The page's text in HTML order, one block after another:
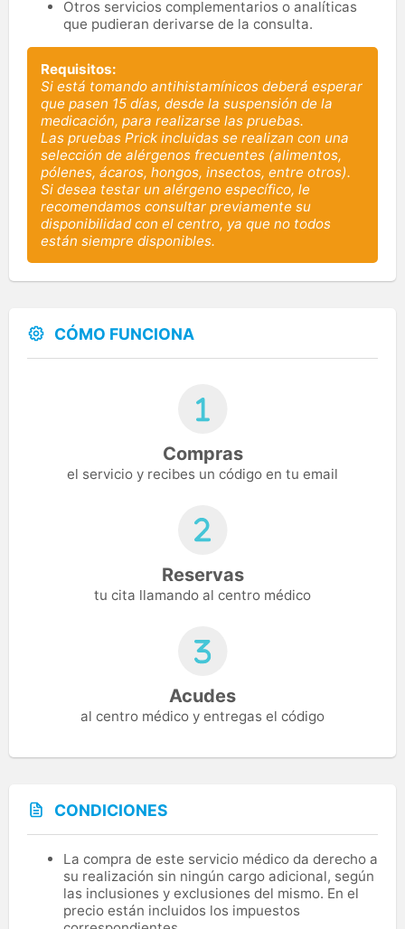
Otros servicios complementarios o analíticas
que pudieran derivarse de la consulta.
Requisitos:
Si está tomando antihistamínicos deberá esperar
que pasen 15 días, desde la suspensión de la
medicación, para realizarse las pruebas.
Las pruebas Prick incluidas se realizan con una
selección de alérgenos frecuentes (alimentos,
pólenes, ácaros, hongos, insectos, entre otros).
Si desea testar un alérgeno específico, le
recomendamos consultar previamente su
disponibilidad con el centro, ya que no todos
están siempre disponibles.
CÓMO FUNCIONA
Compras
el servicio y recibes un código en tu email
Reservas
tu cita llamando al centro médico
Acudes
al centro médico y entregas el código
CONDICIONES
La compra de este servicio médico da derecho a
su realización sin ningún cargo adicional, según
las inclusiones y exclusiones del mismo. En el
precio están incluidos los impuestos